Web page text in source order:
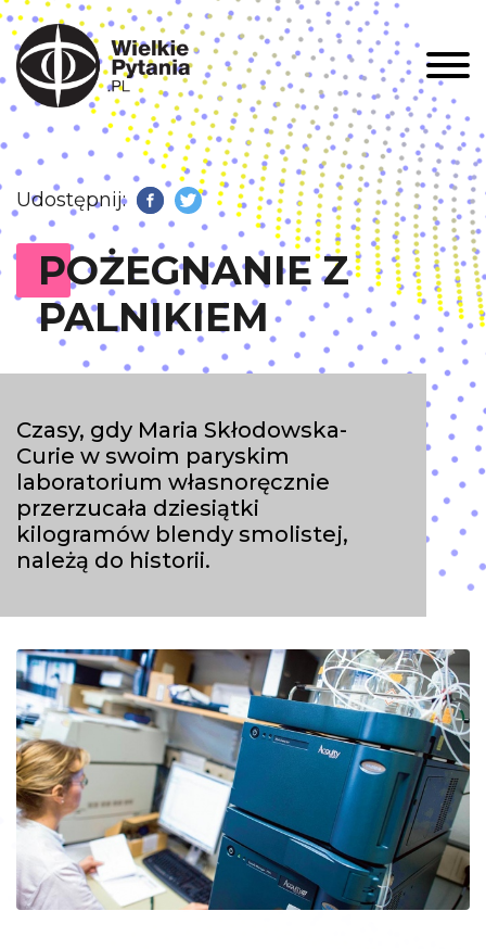
Udostępnij: Facebook
Twitter
POŻEGNANIE Z
PALNIKIEM
Czasy, gdy Maria Skłodowska-
Curie w swoim paryskim
laboratorium własnoręcznie
przerzucała dziesiątki
kilogramów blendy smolistej,
należą do historii.